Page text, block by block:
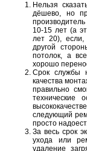
Нельзя
дёшево, но
10-15 лет (а
лет 20), если,
другой
потолок, а
хорошо
Срок службы
качества
правильно
технические
следующий
просто
За весь срок
ухода или
удаление